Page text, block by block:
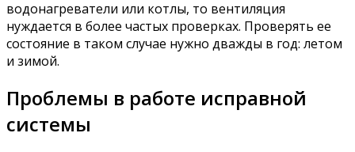
водонагреватели или котлы, то вентиляция
нуждается в более частых проверках. Проверять ее
состояние в таком случае нужно дважды в год: летом
и зимой.
Проблемы в работе исправной
системы